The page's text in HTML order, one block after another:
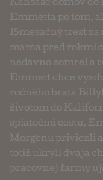
Kansase domov
Emmetta po tom,
15mesačný trest
mama pred rokmi
nedávno zomrel a
Emmett chce
ročného brata
životom do
spiatočnú cestu,
Morgenu priviezli
totiž ukryli dvaja
pracovnej farmy